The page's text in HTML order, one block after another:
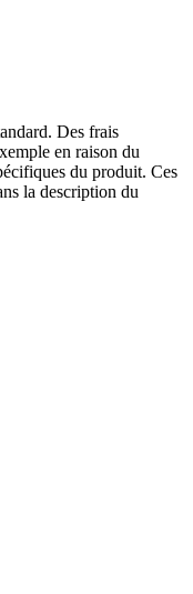
Des frais
en raison du
du produit. Ces
la description du